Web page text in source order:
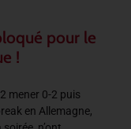
pour le
!
mener 0-2 puis
en Allemagne,